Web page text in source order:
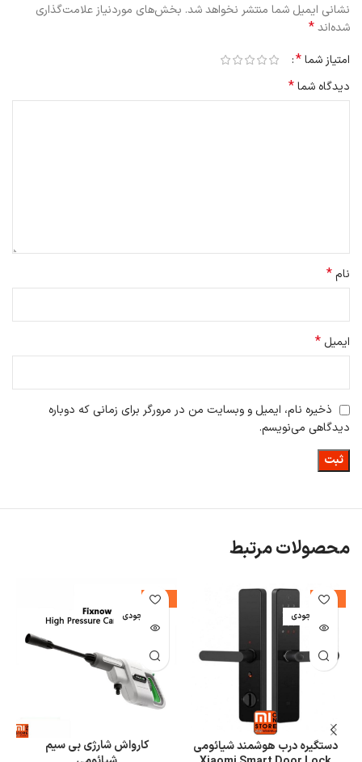
نشانی ایمیل شما منتشر نخواهد شد. بخش‌های موردنیاز علامت‌گذاری
شده‌اند*
امتیاز شما*
دیدگاه شما*
نام*
ایمیل *
ذخیره نام، ایمیل و وبسایت من در مرورگر برای زمانی که دوباره
دیدگاهی می‌نویسم.
محصولات مرتبط
-21%
اتمام موجودی
دستگیره درب هوشمند شیائومی
-11%
اتمام موجودی
کارواش شارژی بی سیم